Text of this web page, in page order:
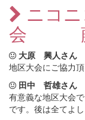
ニコ
会 藤
大原 興人さん
地区大会にご協力
田中 哲雄さん
有意義な地区大会
です。後は全てよし